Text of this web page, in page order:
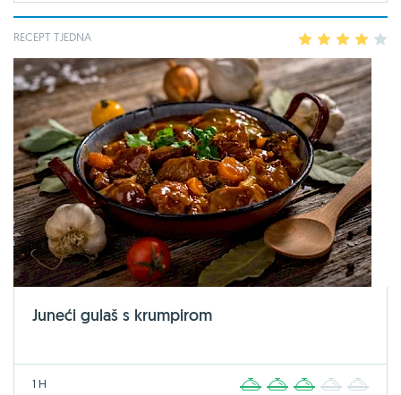
RECEPT TJEDNA 2 3 4
Juneći gulaš s krumpirom
1 H 2 3 4